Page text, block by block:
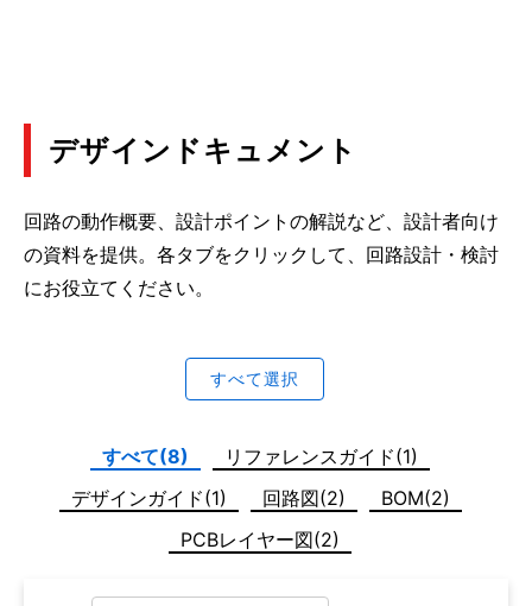
デザインドキュメント
回路の動作概要、設計ポイントの解説など、設計者向け
の資料を提供。各タブをクリックして、回路設計・検討
にお役立てください。
すべて選択
すべて(8)
リファレンスガイド(1)
デザインガイド(1)
回路図(2)
BOM(2)
PCBレイヤー図(2)